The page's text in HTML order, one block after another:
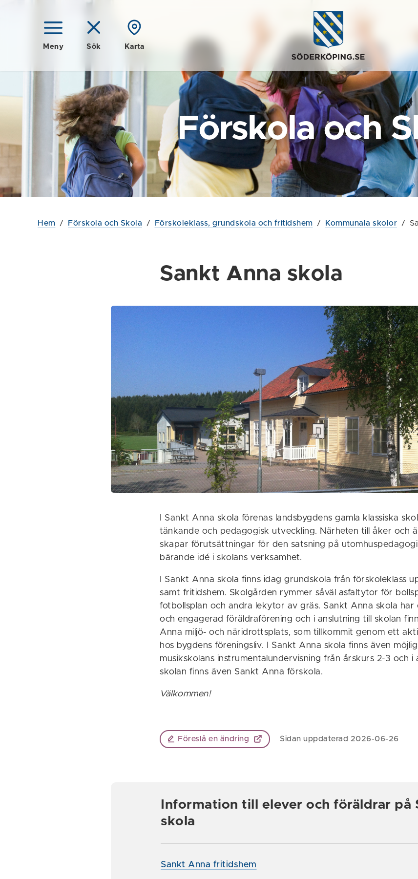
Meny Sök Karta
Förskola och
Hem / Förskola och Skola / Förskoleklass, grundskola och fritidshem / Kommunala skolor /
Sankt Anna skola
I Sankt Anna skola förenas landsbygdens gamla klassiska
tänkande och pedagogisk utveckling. Närheten till åker och
skapar förutsättningar för den satsning på
bärande idé i skolans verksamhet.
I Sankt Anna skola finns idag grundskola från förskoleklass
samt fritidshem. Skolgården rymmer såväl asfaltytor för
fotbollsplan och andra lekytor av gräs. Sankt Anna skola har
och engagerad föräldraförening och i anslutning till skolan
Anna miljö- och näridrottsplats, som tillkommit genom ett
hos bygdens föreningsliv. I Sankt Anna skola finns även
musikskolans instrumentalundervisning från årskurs 2-3 och i
skolan finns även Sankt Anna förskola.
Välkommen!
Föreslå en ändring Sidan uppdaterad 2026-06-26
Information till elever och föräldrar på
skola
Sankt Anna fritidshem